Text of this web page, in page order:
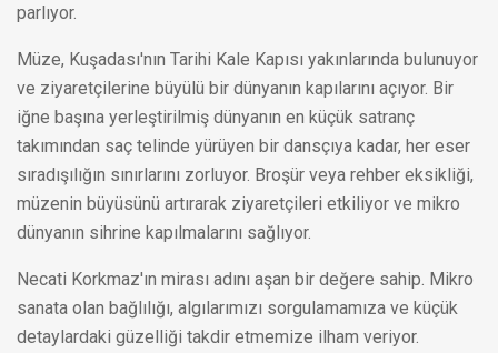
parlıyor.
Müze, Kuşadası'nın Tarihi Kale Kapısı yakınlarında bulunuyor
ve ziyaretçilerine büyülü bir dünyanın kapılarını açıyor. Bir
iğne başına yerleştirilmiş dünyanın en küçük satranç
takımından saç telinde yürüyen bir dansçıya kadar, her eser
sıradışılığın sınırlarını zorluyor. Broşür veya rehber eksikliği,
müzenin büyüsünü artırarak ziyaretçileri etkiliyor ve mikro
dünyanın sihrine kapılmalarını sağlıyor.
Necati Korkmaz'ın mirası adını aşan bir değere sahip. Mikro
sanata olan bağlılığı, algılarımızı sorgulamamıza ve küçük
detaylardaki güzelliği takdir etmemize ilham veriyor.